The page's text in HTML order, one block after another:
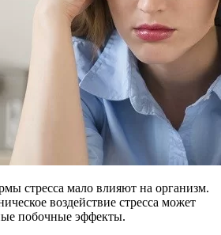
стресса мало влияют на организм.
воздействие стресса может
побочные эффекты.